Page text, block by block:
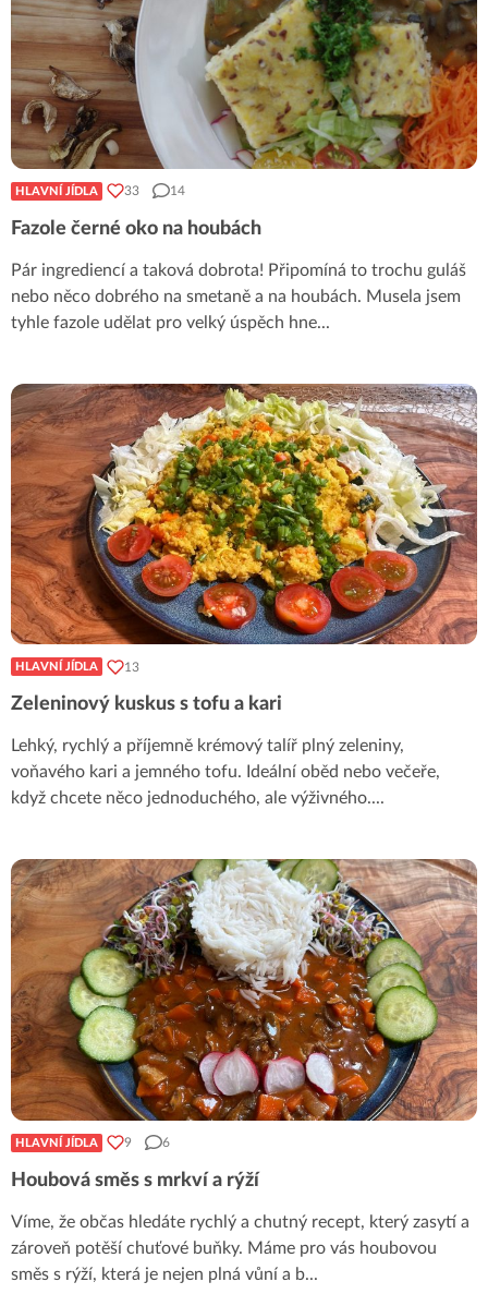
HLAVNÍ JÍDLA 33 14
Fazole černé oko na houbách
Pár ingrediencí a taková dobrota! Připomíná to trochu guláš
nebo něco dobrého na smetaně a na houbách. Musela jsem
tyhle fazole udělat pro velký úspěch hne...
HLAVNÍ JÍDLA 13
Zeleninový kuskus s tofu a kari
Lehký, rychlý a příjemně krémový talíř plný zeleniny,
voňavého kari a jemného tofu. Ideální oběd nebo večeře,
když chcete něco jednoduchého, ale výživného....
HLAVNÍ JÍDLA 9 6
Houbová směs s mrkví a rýží
Víme, že občas hledáte rychlý a chutný recept, který zasytí a
zároveň potěší chuťové buňky. Máme pro vás houbovou
směs s rýží, která je nejen plná vůní a b...